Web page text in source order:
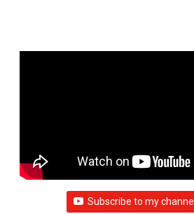
Subscribe to my channel